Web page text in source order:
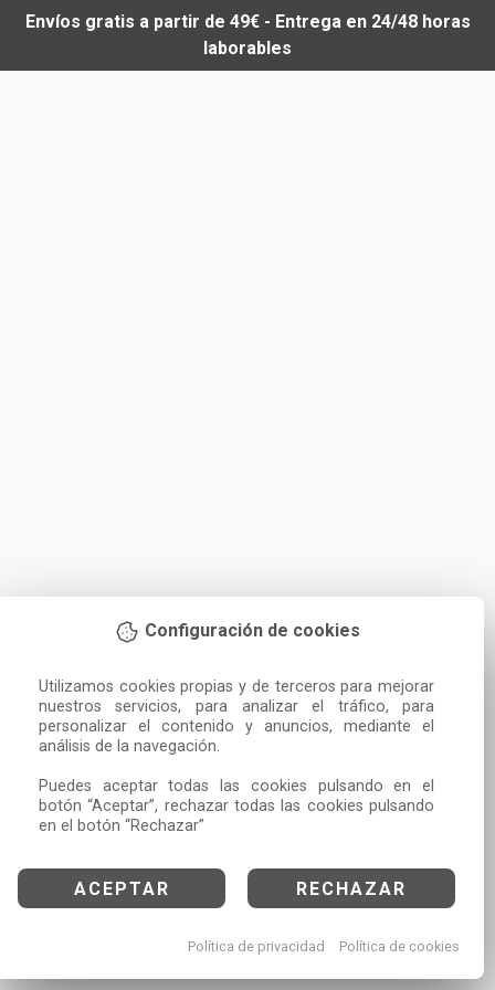
Configuración de cookies
Utilizamos cookies propias y de terceros para mejorar
nuestros servicios, para analizar el tráfico, para
personalizar el contenido y anuncios, mediante el
análisis de la navegación.
Puedes aceptar todas las cookies pulsando en el
botón “Aceptar”, rechazar todas las cookies pulsando
en el botón “Rechazar”
ACEPTAR RECHAZAR
Política de privacidad Política de cookies
Envíos gratis a partir de 49€ - Entrega en 24/48 horas
laborables